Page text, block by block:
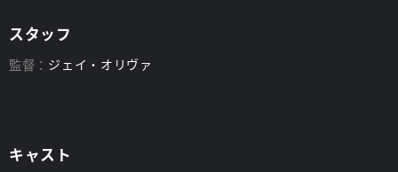
スタッフ
監督： ジェイ・オリヴァ
キャスト